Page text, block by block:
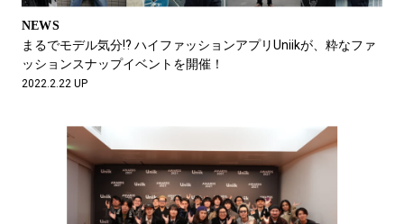
NEWS
まるでモデル気分!? ハイファッションアプリUniikが、粋なファ
ッションスナップイベントを開催！
2022.2.22 UP